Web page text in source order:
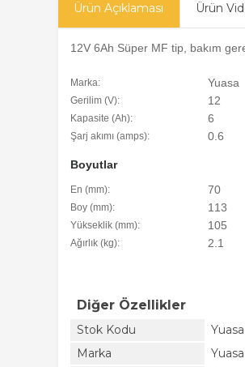
Ürün Açıklaması Ürün
12V 6Ah Süper MF tip, bakım
Marka: Yuasa
Gerilim (V): 12
Kapasite (Ah): 6
Şarj akımı (amps): 0.6
Boyutlar
En (mm): 70
Boy (mm): 113
Yükseklik (mm): 105
Ağırlık (kg): 2.1
Diğer Özellikler
Stok Kodu
Marka
Yuasa